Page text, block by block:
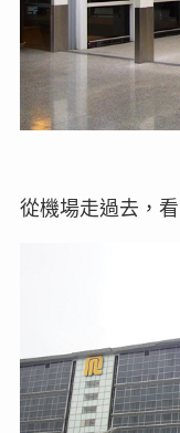
從機場走過去，